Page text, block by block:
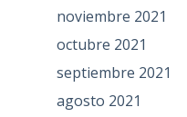
noviembre 2021
octubre 2021
septiembre 2021
agosto 2021